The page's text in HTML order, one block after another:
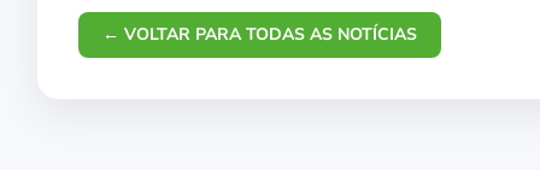
← VOLTAR PARA TODAS AS NOTÍCIAS